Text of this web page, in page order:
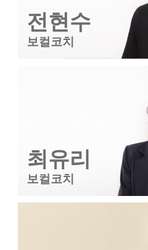
전현수
보컬코치
최유리
보컬코치